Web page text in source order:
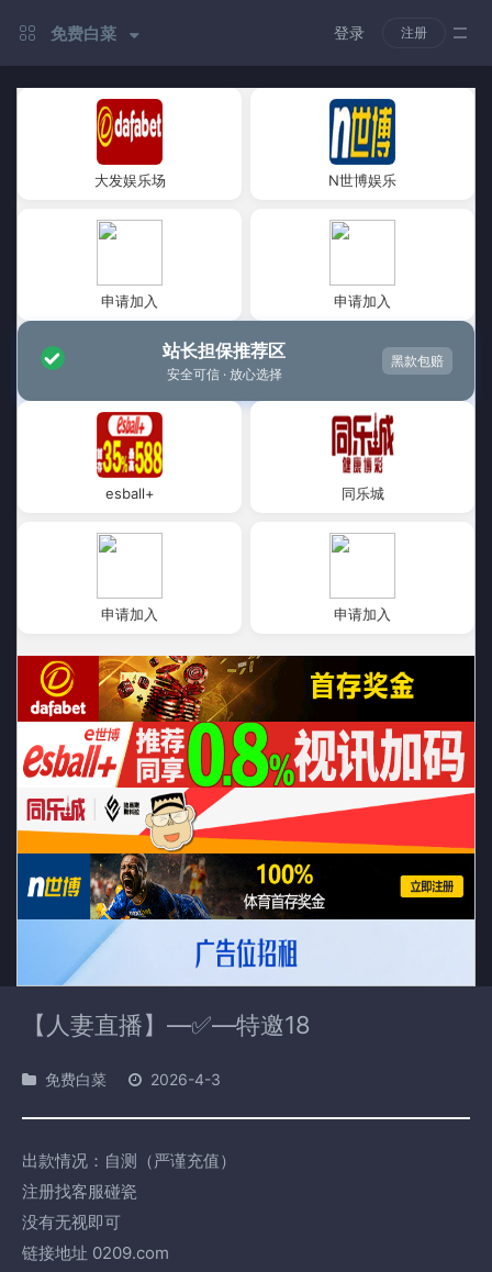
免费白菜 登录 注册
大发娱乐场 N世博娱乐
申请加入 申请加入
站长担保推荐区
安全可信 · 放心选择
黑款包赔
esball+ 同乐城
申请加入 申请加入
【人妻直播】—✅—特邀18
免费白菜 2026-4-3
出款情况：自测（严谨充值）
注册找客服碰瓷
没有无视即可
链接地址 0209.com